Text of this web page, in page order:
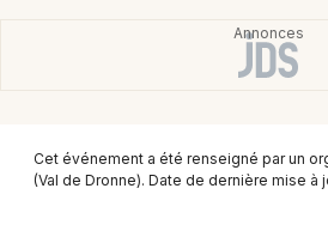
Concerts
Nice
Cet événement a été renseigné par un
(Val de Dronne). Date de dernière mise à